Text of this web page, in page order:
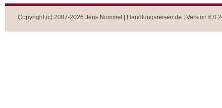
Copyright (c) 2007-2026 Jens Nommel | Handlungsreisen.de | Version